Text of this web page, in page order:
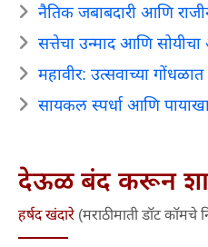
नैतिक जबाबदारी आणि
सत्तेचा उन्माद आणि सोयीचा
महावीर: उत्सवाच्या
सायकल स्पर्धा आणि
देऊळ बंद करून
हर्षद खंदारे (मराठीमाती डॉट कॉमचे